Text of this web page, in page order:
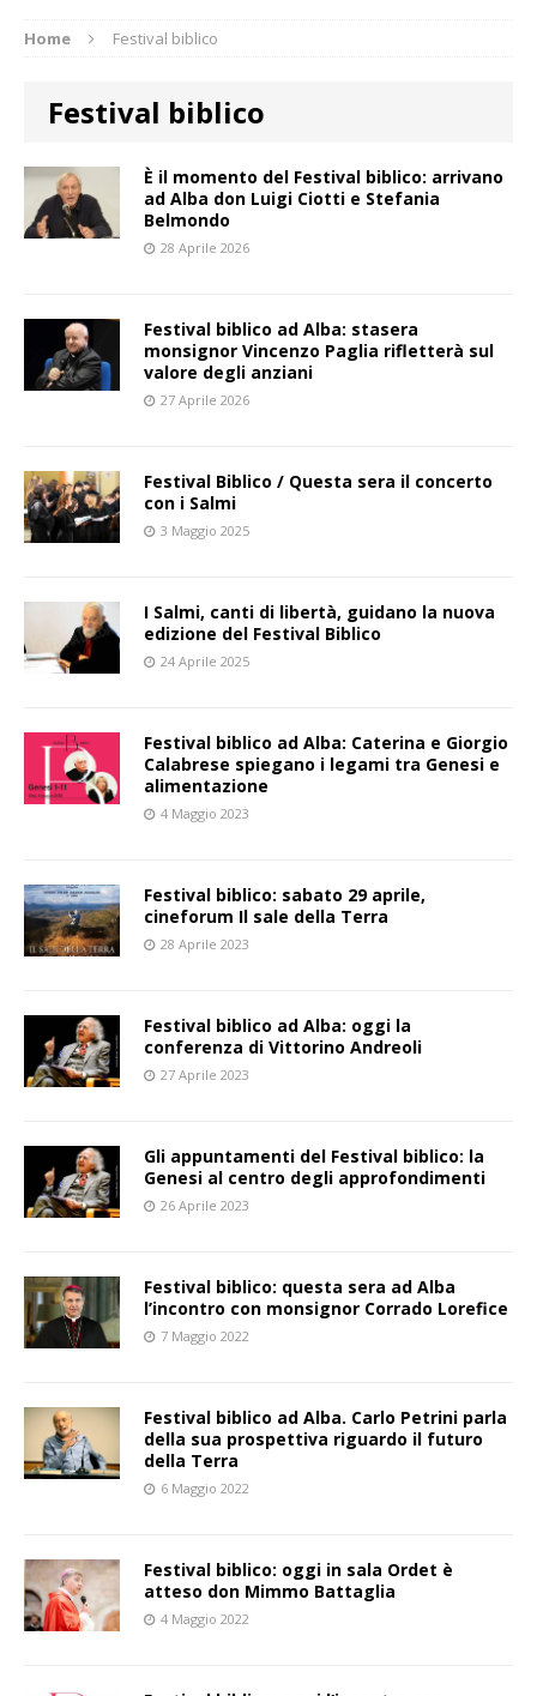
Home Festival biblico
Festival biblico
È il momento del Festival biblico: arrivano
ad Alba don Luigi Ciotti e Stefania
Belmondo
28 Aprile 2026
Festival biblico ad Alba: stasera
monsignor Vincenzo Paglia rifletterà sul
valore degli anziani
27 Aprile 2026
Festival Biblico / Questa sera il concerto
con i Salmi
3 Maggio 2025
I Salmi, canti di libertà, guidano la nuova
edizione del Festival Biblico
24 Aprile 2025
Festival biblico ad Alba: Caterina e Giorgio
Calabrese spiegano i legami tra Genesi e
alimentazione
4 Maggio 2023
Festival biblico: sabato 29 aprile,
cineforum Il sale della Terra
28 Aprile 2023
Festival biblico ad Alba: oggi la
conferenza di Vittorino Andreoli
27 Aprile 2023
Gli appuntamenti del Festival biblico: la
Genesi al centro degli approfondimenti
26 Aprile 2023
Festival biblico: questa sera ad Alba
l’incontro con monsignor Corrado Lorefice
7 Maggio 2022
Festival biblico ad Alba. Carlo Petrini parla
della sua prospettiva riguardo il futuro
della Terra
6 Maggio 2022
Festival biblico: oggi in sala Ordet è
atteso don Mimmo Battaglia
4 Maggio 2022